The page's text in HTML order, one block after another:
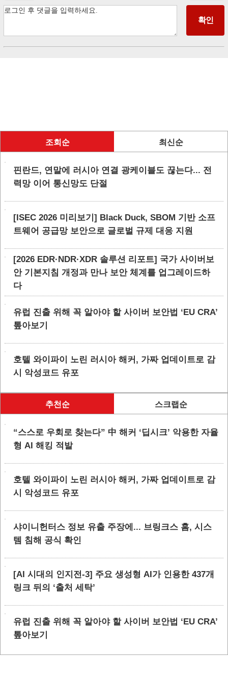
조회순 최신순
핀란드, 연말에 러시아 연결 광케이블도 끊는다... 전
력망 이어 통신망도 단절
[ISEC 2026 미리보기] Black Duck, SBOM 기반 소프
트웨어 공급망 보안으로 글로벌 규제 대응 지원
[2026 EDR·NDR·XDR 솔루션 리포트] 국가 사이버보
안 기본지침 개정과 만나 보안 체계를 업그레이드하
다
유럽 진출 위해 꼭 알아야 할 사이버 보안법 ‘EU CRA’
톺아보기
호텔 와이파이 노린 러시아 해커, 가짜 업데이트로 감
시 악성코드 유포
추천순 스크랩순
“스스로 우회로 찾는다” 中 해커 ‘딥시크’ 악용한 자율
형 AI 해킹 적발
호텔 와이파이 노린 러시아 해커, 가짜 업데이트로 감
시 악성코드 유포
샤이니헌터스 정보 유출 주장에... 브링크스 홈, 시스
템 침해 공식 확인
[AI 시대의 인지전-3] 주요 생성형 AI가 인용한 437개
링크 뒤의 ‘출처 세탁’
유럽 진출 위해 꼭 알아야 할 사이버 보안법 ‘EU CRA’
톺아보기